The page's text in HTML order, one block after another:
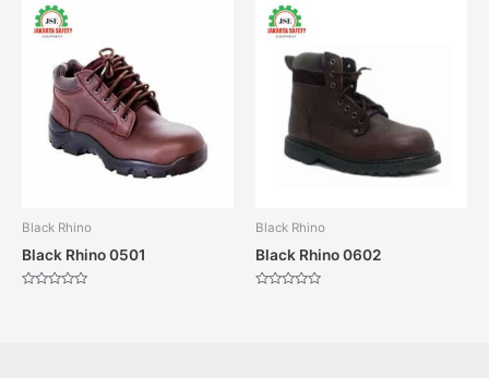
Black Rhino
Black Rhino 0501
Black Rhino
Black Rhino 0602